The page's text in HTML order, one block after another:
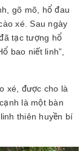
gõ mõ, hổ đau
xé. Sau ngày
tạc tượng hổ
bao niết linh”,
xé, được cho là
là một bàn
thiên huyền bí